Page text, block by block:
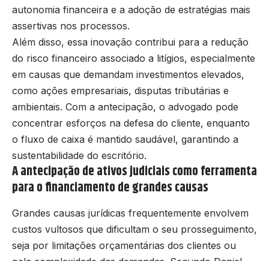
autonomia financeira e a adoção de estratégias mais
assertivas nos processos.
Além disso, essa inovação contribui para a redução
do risco financeiro associado a litígios, especialmente
em causas que demandam investimentos elevados,
como ações empresariais, disputas tributárias e
ambientais. Com a antecipação, o advogado pode
concentrar esforços na defesa do cliente, enquanto
o fluxo de caixa é mantido saudável, garantindo a
sustentabilidade do escritório.
A antecipação de ativos judiciais como ferramenta
para o financiamento de grandes causas
Grandes causas jurídicas frequentemente envolvem
custos vultosos que dificultam o seu prosseguimento,
seja por limitações orçamentárias dos clientes ou